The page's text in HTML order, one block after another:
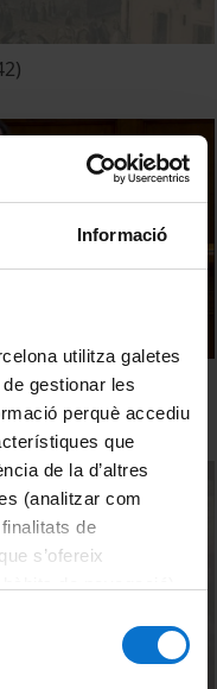
Informació
utilitza galetes
gestionar les
perquè accediu
que
de la d’altres
(analitzar com
de
s’ofereix
lloc web de la
què necessites per